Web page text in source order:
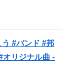
#バンド #邦
オリジナル曲 -